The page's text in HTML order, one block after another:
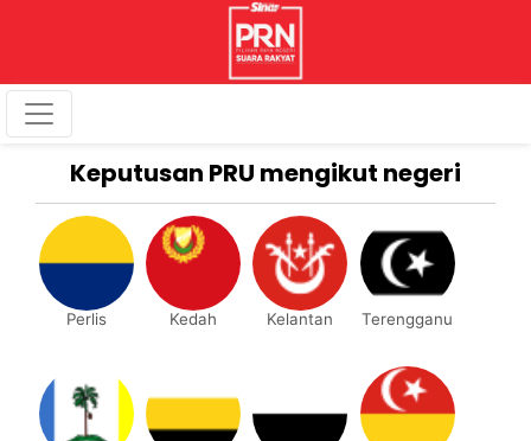
Keputusan PRU mengikut negeri
Perlis Kedah Kelantan Terengganu